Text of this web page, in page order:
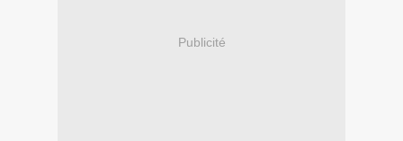
Publicité